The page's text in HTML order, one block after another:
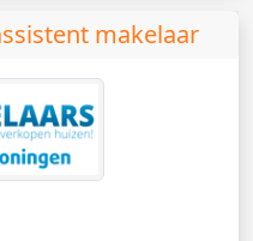
makelaar